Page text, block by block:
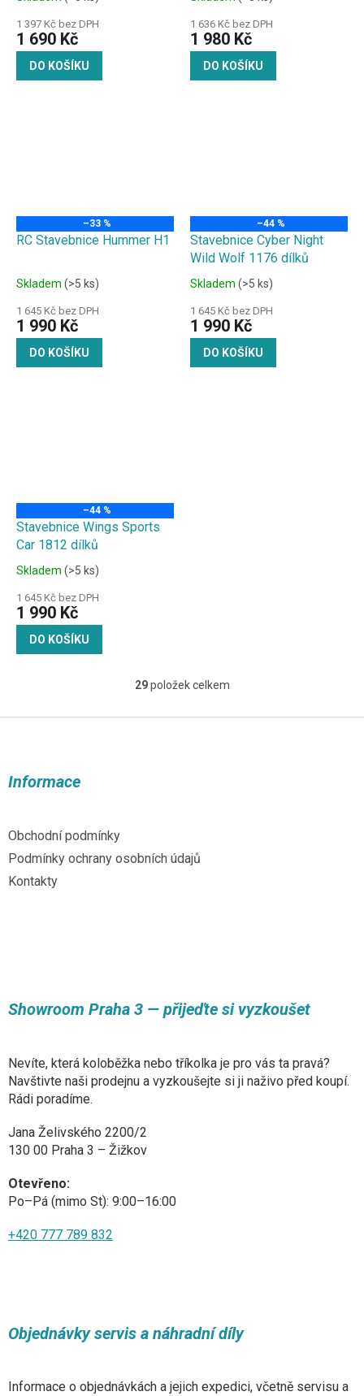
1 397 Kč bez DPH
1 690 Kč
DO KOŠÍKU
1 636 Kč bez DPH
1 980 Kč
DO KOŠÍKU
–33 %
RC Stavebnice Hummer H1
Skladem (>5 ks)
1 645 Kč bez DPH
1 990 Kč
DO KOŠÍKU
–44 %
Stavebnice Cyber Night
Wild Wolf 1176 dílků
Skladem (>5 ks)
1 645 Kč bez DPH
1 990 Kč
DO KOŠÍKU
–44 %
Stavebnice Wings Sports
Car 1812 dílků
Skladem (>5 ks)
1 645 Kč bez DPH
1 990 Kč
DO KOŠÍKU
O
l
k
29položek celkem
Informace
Obchodní podmínky
Podmínky ochrany osobních údajů
Kontakty
Showroom Praha 3 — přijeďte si vyzkoušet
Nevíte, která koloběžka nebo tříkolka je pro vás ta pravá?
Navštivte naši prodejnu a vyzkoušejte si ji naživo před koupí.
Rádi poradíme.
Jana Želivského 2200/2
130 00 Praha 3 – Žižkov
Otevřeno:
Po–Pá (mimo St): 9:00–16:00
+420 777 789 832
Objednávky servis a náhradní díly
Informace o objednávkách a jejich expedici, včetně servisu a